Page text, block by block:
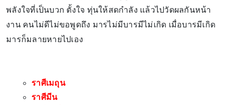
พลังใจที่เป็นบวก ตั้งใจ ทุ่นให้สดกำลัง แล้วไปวัดผลกันหน้า
งาน คนไม่ดีไม่ขอพูดถึง มารไม่มีบารมีไม่เกิด เมื่อบารมีเกิด
มารก็มลายหายไปเอง
ราศีเมถุน
ราศีมีน